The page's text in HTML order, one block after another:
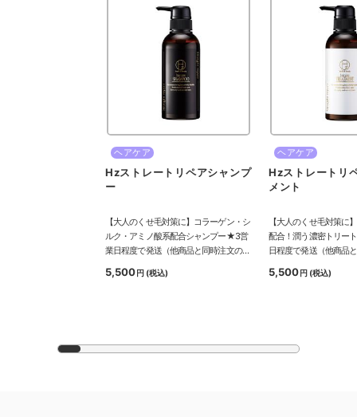
ヘアケア
Hzストレートリペアシャンプ
ー
【大人のくせ毛対策に】コラーゲン・シ
ルク・アミノ酸系配合シャンプー★3営
業日程度で発送（他商品と同時注文の場
とめて発送します。）
5,500円 (税込)
ヘアケア
Hzストレートリ
メント
【大人のくせ毛対策に
配合！潤う濃密トリー
日程度で発送（他商品
めて発送します。）
5,500円 (税込)